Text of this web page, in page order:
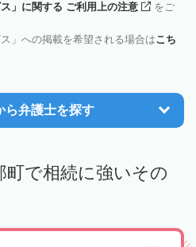
」に関する ご利用上の注意
をご
」への掲載を希望される場合はこち
ら弁護士を探す
町で相続に強いその